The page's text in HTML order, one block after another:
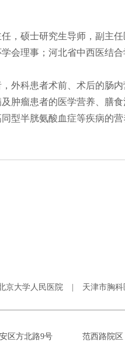
任，硕士研究生导师，副主
会理事；河北省中西医结
，外科患者术前、术后的肠
肿瘤患者的医学营养、膳
型半胱氨酸血症等疾病的
京大学人民医院 | 天津市胸科
区方北路9号 范西路院